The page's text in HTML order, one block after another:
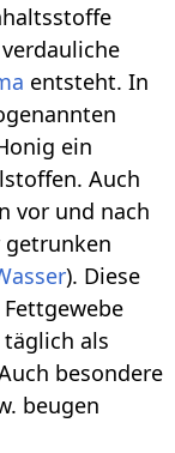
entsteht. In
ein
Auch
vor und nach
getrunken
). Diese
als
besondere
beugen